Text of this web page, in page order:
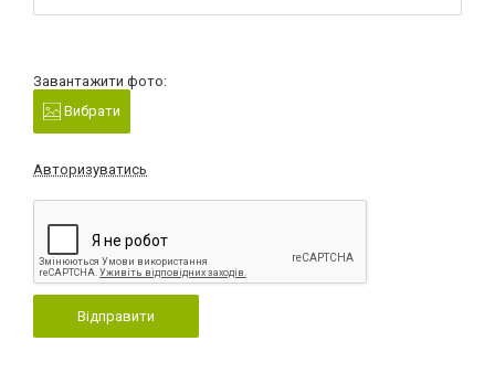
Завантажити фото:
Вибрати
Авторизуватись
Відправити